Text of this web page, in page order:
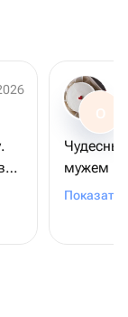
О
мужем
здесь
Показать